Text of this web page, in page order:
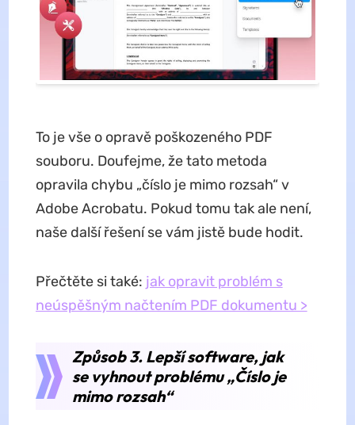
To je vše o opravě poškozeného PDF
souboru. Doufejme, že tato metoda
opravila chybu „číslo je mimo rozsah“ v
Adobe Acrobatu. Pokud tomu tak ale není,
naše další řešení se vám jistě bude hodit.
Přečtěte si také: jak opravit problém s
neúspěšným načtením PDF dokumentu >
Způsob 3. Lepší software, jak
se vyhnout problému „Číslo je
mimo rozsah“